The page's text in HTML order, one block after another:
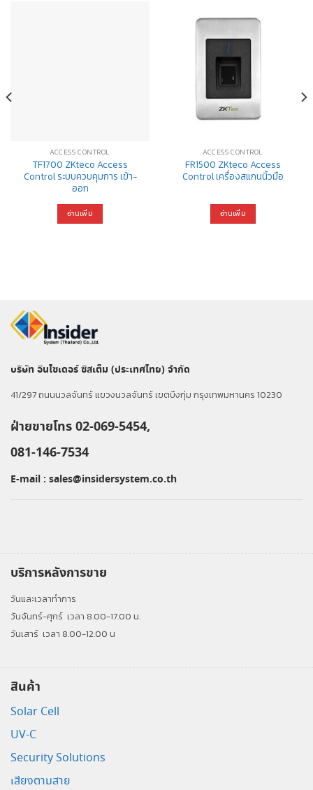
ACCESS CONTROL
TF1700 ZKteco Access
Control ระบบควบคุมการ เข้า-
ออก
อ่านเพิ่ม
ACCESS CONTROL
FR1500 ZKteco Access
Control เครื่องสแกนนิ้วมือ
อ่านเพิ่ม
บริษัท อินไซเดอร์ ซิสเต็ม (ประเทศไทย) จำกัด
41/297 ถนนนวลจันทร์ แขวงนวลจันทร์ เขตบึงกุ่ม กรุงเทพมหานคร 10230
ฝ่ายขายโทร 02-069-5454,
081-146-7534
E-mail : sales@insidersystem.co.th
บริการหลังการขาย
วันและเวลาทำการ
วันจันทร์-ศุกร์ เวลา 8.00-17.00 น.
วันเสาร์ เวลา 8.00-12.00 น
สินค้า
Solar Cell
UV-C
Security Solutions
เสียงตามสาย